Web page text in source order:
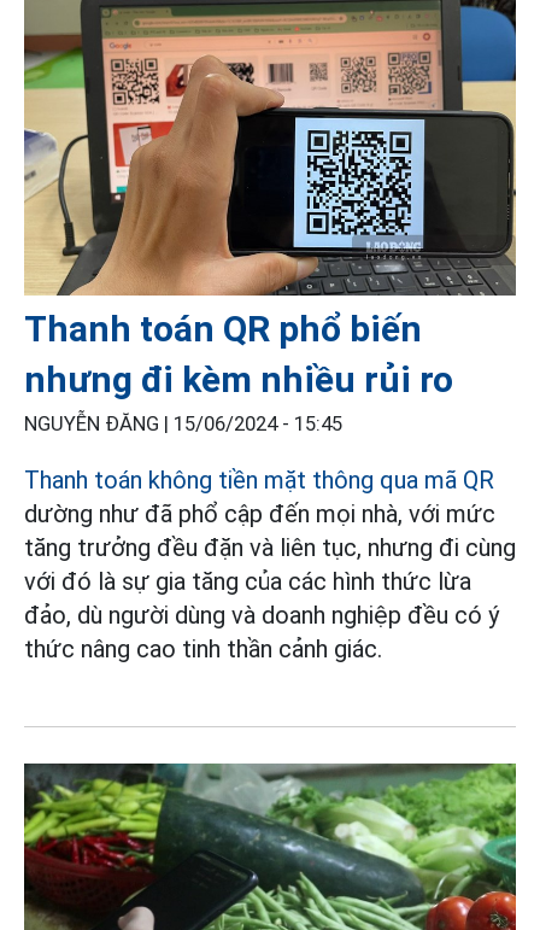
Thanh toán QR phổ biến
nhưng đi kèm nhiều rủi ro
NGUYỄN ĐĂNG | 15/06/2024 - 15:45
Thanh toán không tiền mặt thông qua mã QR
dường như đã phổ cập đến mọi nhà, với mức
tăng trưởng đều đặn và liên tục, nhưng đi cùng
với đó là sự gia tăng của các hình thức lừa
đảo, dù người dùng và doanh nghiệp đều có ý
thức nâng cao tinh thần cảnh giác.